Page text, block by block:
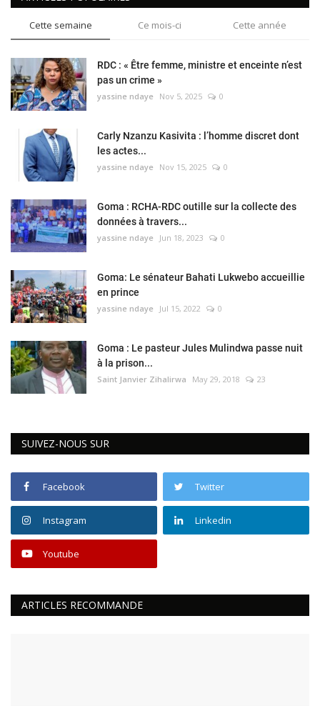
Cette semaine Ce mois-ci Cette année
RDC : « Être femme, ministre et enceinte n’est
pas un crime »
yassine ndaye Nov 5, 2025 0
Carly Nzanzu Kasivita : l’homme discret dont
les actes...
yassine ndaye Nov 15, 2025 0
Goma : RCHA-RDC outille sur la collecte des
données à travers...
yassine ndaye Jun 18, 2023 0
Goma: Le sénateur Bahati Lukwebo accueillie
en prince
yassine ndaye Jul 15, 2022 0
Goma : Le pasteur Jules Mulindwa passe nuit
à la prison...
Saint Janvier Zihalirwa May 29, 2018 23
SUIVEZ-NOUS SUR
Facebook Twitter
Instagram Linkedin
Youtube
ARTICLES RECOMMANDE